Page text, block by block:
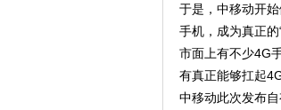
于是，中移动开
手机，成为真正
市面上有不少4G
有真正能够扛起
中移动此次发布